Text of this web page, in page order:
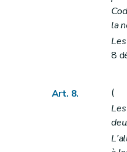
Art. 68
Section 3
Art. 68 bis
Art. 68
Section 4
Art. 68
Chapitre V
Art. 69 et
la
8
Art. 8.
(